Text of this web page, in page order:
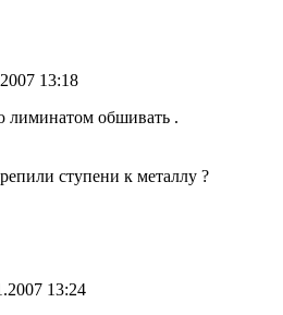
13:18
лиминатом обшивать .
ступени к металлу ?
13:24